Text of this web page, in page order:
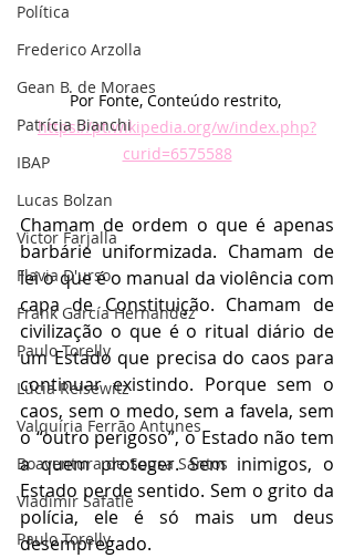
Política
Frederico Arzolla
Gean B. de Moraes
Patrícia Bianchi
IBAP
Lucas Bolzan
Victor Farjalla
Flavia D'urso
Frank García Hernandez
Paulo Torelly
Lúcia Reisewitz
Valquíria Ferrão Antunes
Boaventura de Sousa Santos
Vladimir Safatle
Paulo Torelly
Por Fonte, Conteúdo restrito,
https://pt.wikipedia.org/w/index.php?
curid=6575588
Chamam de ordem o que é apenas
barbárie uniformizada. Chamam de
lei o que é o manual da violência com
capa de Constituição. Chamam de
civilização o que é o ritual diário de
um Estado que precisa do caos para
continuar existindo. Porque sem o
caos, sem o medo, sem a favela, sem
o “outro perigoso”, o Estado não tem
a quem proteger. Sem inimigos, o
Estado perde sentido. Sem o grito da
polícia, ele é só mais um deus
desempregado.